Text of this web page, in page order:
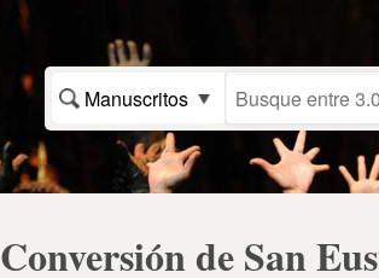
Manuscritos
Conversión de San